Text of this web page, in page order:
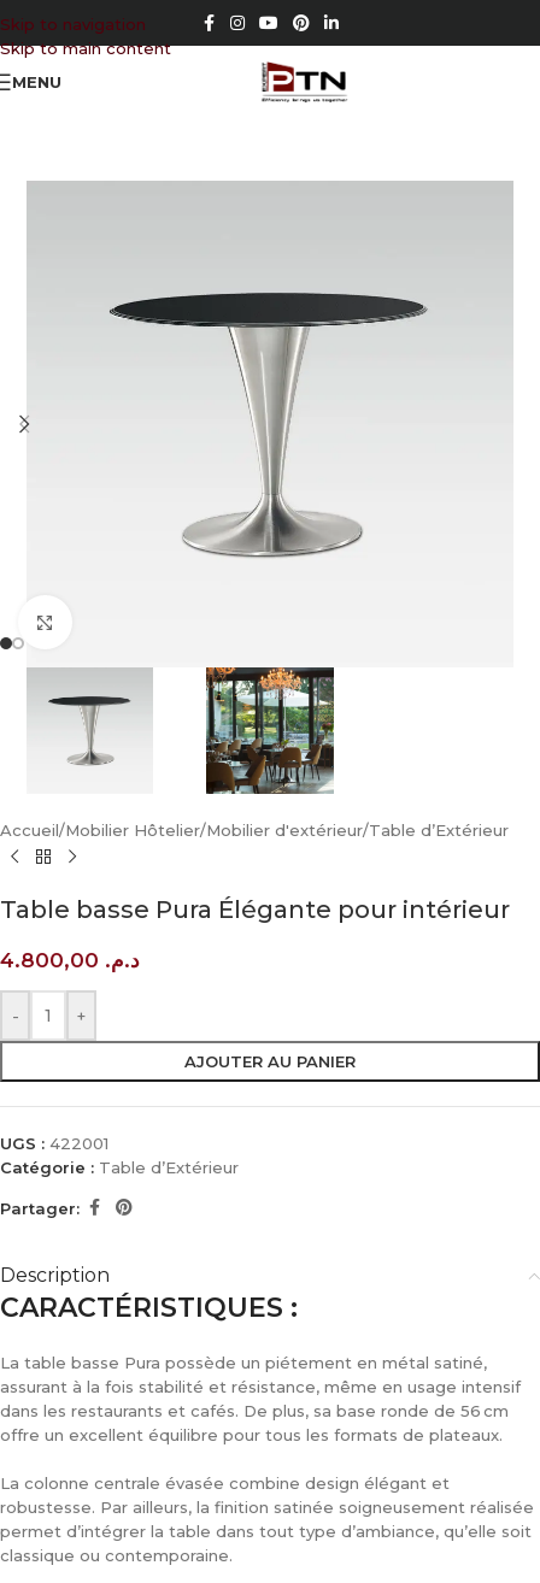
Skip to navigation
Skip to main content
MENU
Accueil/Mobilier Hôtelier/Mobilier d'extérieur/Table d’Extérieur
Table basse Pura Élégante pour intérieur
د.م.
- +
AJOUTER AU PANIER
UGS : 422001
Catégorie : Table d’Extérieur
Partager:
Description
CARACTÉRISTIQUES :
La table basse Pura possède un piétement en métal satiné,
assurant à la fois stabilité et résistance, même en usage intensif
dans les restaurants et cafés. De plus, sa base ronde de 56 cm
offre un excellent équilibre pour tous les formats de plateaux.
La colonne centrale évasée combine design élégant et
robustesse. Par ailleurs, la finition satinée soigneusement réalisée
permet d’intégrer la table dans tout type d’ambiance, qu’elle soit
classique ou contemporaine.